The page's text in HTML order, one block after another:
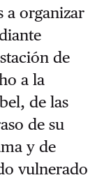
a organizar
de
a la
de las
de su
y de
vulnerado